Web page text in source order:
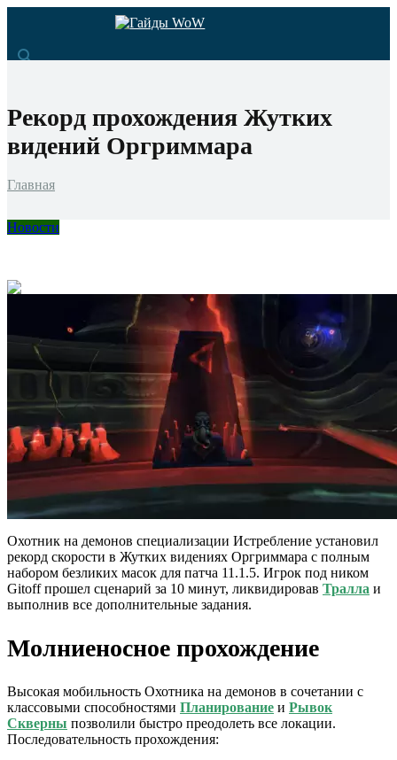
Рекорд прохождения Жутких
видений Оргриммара
Главная
Новости
Охотник на демонов специализации Истребление установил
рекорд скорости в Жутких видениях Оргриммара с полным
набором безликих масок для патча 11.1.5. Игрок под ником
Gitoff прошел сценарий за 10 минут, ликвидировав Тралла и
выполнив все дополнительные задания.
Молниеносное прохождение
Высокая мобильность Охотника на демонов в сочетании с
классовыми способностями Планирование и Рывок
Скверны позволили быстро преодолеть все локации.
Последовательность прохождения: